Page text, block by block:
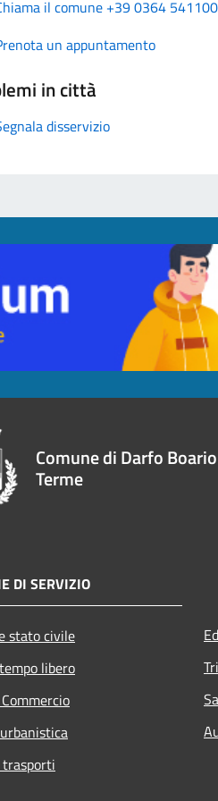
il comune +39 0364 541100
un appuntamento
in città
disservizio
Comune di Darfo Boario
Terme
DI SERVIZIO
stato civile
libero